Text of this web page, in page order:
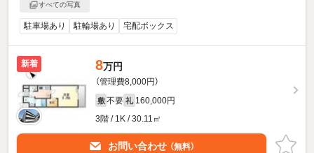
すべての写真
駐車場あり 駐輪場あり 宅配ボックス
新着 8万円
（管理費8,000円）
敷 不要 礼 160,000円
3階 / 1K / 30.11㎡
お問い合わせ （無料）